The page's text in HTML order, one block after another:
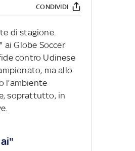
CONDIVIDI
di stagione.
ai Globe Soccer
contro Udinese
ma allo
l’ambiente
soprattutto, in